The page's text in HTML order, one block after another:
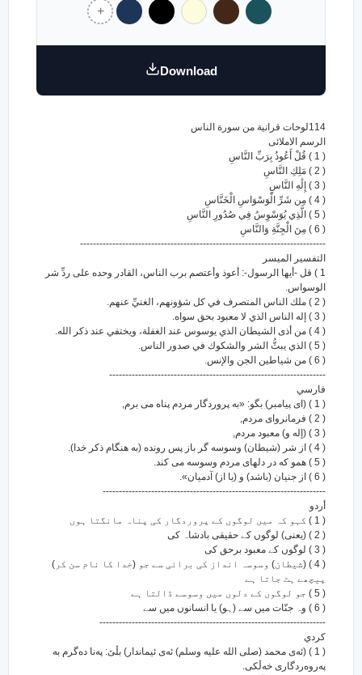
Download
114لوحات قرانية من سورة الناس
الرسم الاملائى
( 1 ) قُلْ أَعُوذُ بِرَبِّ النَّاسِ
( 2 ) مَلِكِ النَّاسِ
( 3 ) إِلَٰهِ النَّاسِ
( 4 ) مِن شَرِّ الْوَسْوَاسِ الْخَنَّاسِ
( 5 ) الَّذِي يُوَسْوِسُ فِي صُدُورِ النَّاسِ
( 6 ) مِنَ الْجِنَّةِ وَالنَّاسِ
----------------------------------------------------------------------------
التفسير الميسر
1 ) قل -أيها الرسول-: أعوذ وأعتصم برب الناس، القادر وحده على ردِّ شر
الوسواس.
( 2 ) ملك الناس المتصرف في كل شؤونهم، الغنيِّ عنهم.
( 3 ) إله الناس الذي لا معبود بحق سواه.
( 4 ) من أذى الشيطان الذي يوسوس عند الغفلة، ويختفي عند ذكر الله.
( 5 ) الذي يبثُّ الشر والشكوك في صدور الناس.
( 6 ) من شياطين الجن والإنس.
-------------------------------------------------------------------
فارسي
( 1 ) (ای پیامبر) بگو: «به پروردگار مردم پناه می برم,
( 2 ) فرمانروای مردم,
( 3 ) (إله و) معبود مردم,
( 4 ) از شر (شیطان) وسوسه گر باز پس رونده (به هنگام ذکر خدا).
( 5 ) همو که در دلهای مردم وسوسه می کند.
( 6 ) از جنیان (باشد) و (یا از) آدمیان».
---------------------------------------------------------------------
أردو
( 1 ) کہو کہ میں لوگوں کے پروردگار کی پناہ مانگتا ہوں
( 2 ) (یعنی) لوگوں کے حقیقی بادشاہ کی
( 3 ) لوگوں کے معبود برحق کی
( 4 ) (شیطان) وسوسہ انداز کی برائی سے جو (خدا کا نام سن کر)
پیچھے ہٹ جاتا ہے
( 5 ) جو لوگوں کے دلوں میں وسوسے ڈالتا ہے
( 6 ) وہ جنّات میں سے (ہو) یا انسانوں میں سے
----------------------------------------------------------------------
كردي
( 1 ) (ئه‌ی محمد (صلی الله علیه وسلم) ئه‌ی ئیماندار) بڵێ: په‌نا ده‌گرم به
په‌روه‌ردگاری خه‌ڵکی.